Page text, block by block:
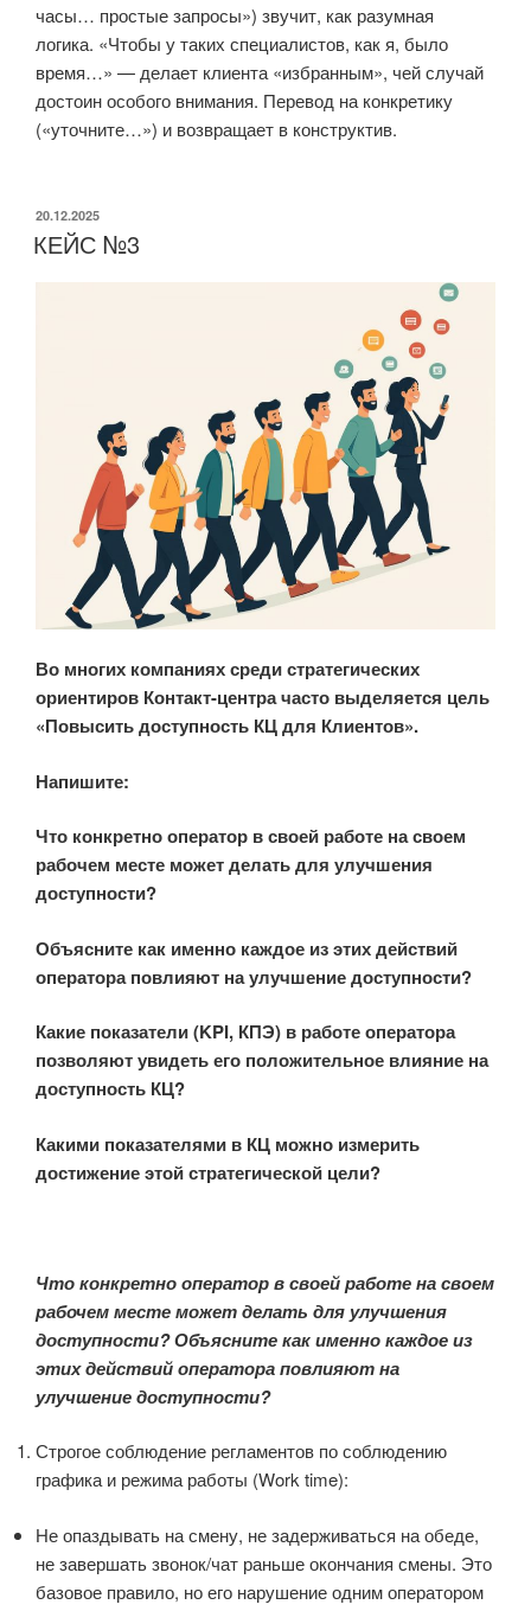
часы… простые запросы») звучит, как разумная
логика. «Чтобы у таких специалистов, как я, было
время…» — делает клиента «избранным», чей случай
достоин особого внимания. Перевод на конкретику
(«уточните…») и возвращает в конструктив.
ОПУБЛИКОВАНО
20.12.2025
КЕЙС №3
Во многих компаниях среди стратегических
ориентиров Контакт-центра часто выделяется цель
«Повысить доступность КЦ для Клиентов».
Напишите:
Что конкретно оператор в своей работе на своем
рабочем месте может делать для улучшения
доступности?
Объясните как именно каждое из этих действий
оператора повлияют на улучшение доступности?
Какие показатели (KPI, КПЭ) в работе оператора
позволяют увидеть его положительное влияние на
доступность КЦ?
Какими показателями в КЦ можно измерить
достижение этой стратегической цели?
Что конкретно оператор в своей работе на своем
рабочем месте может делать для улучшения
доступности?Объясните как именно каждое из
этих действий оператора повлияют на
улучшение доступности?
Строгое соблюдение регламентов по соблюдению
графика и режима работы (Work time):
Не опаздывать на смену, не задерживаться на обеде,
не завершать звонок/чат раньше окончания смены. Это
базовое правило, но его нарушение одним оператором